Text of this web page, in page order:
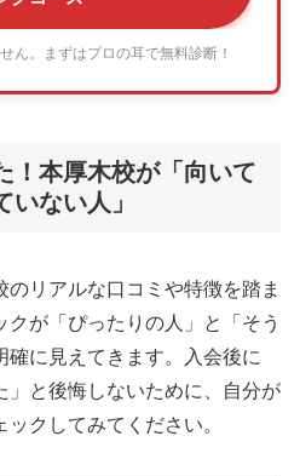
ん。まずはプロの耳で無料診断！
！本厚木校が「向いて
ない人」
のリアルな口コミや特徴を踏ま
クが「ぴったりの人」と「そう
確に見えてきます。入会後に
」と後悔しないために、自分が
クしてみてください。